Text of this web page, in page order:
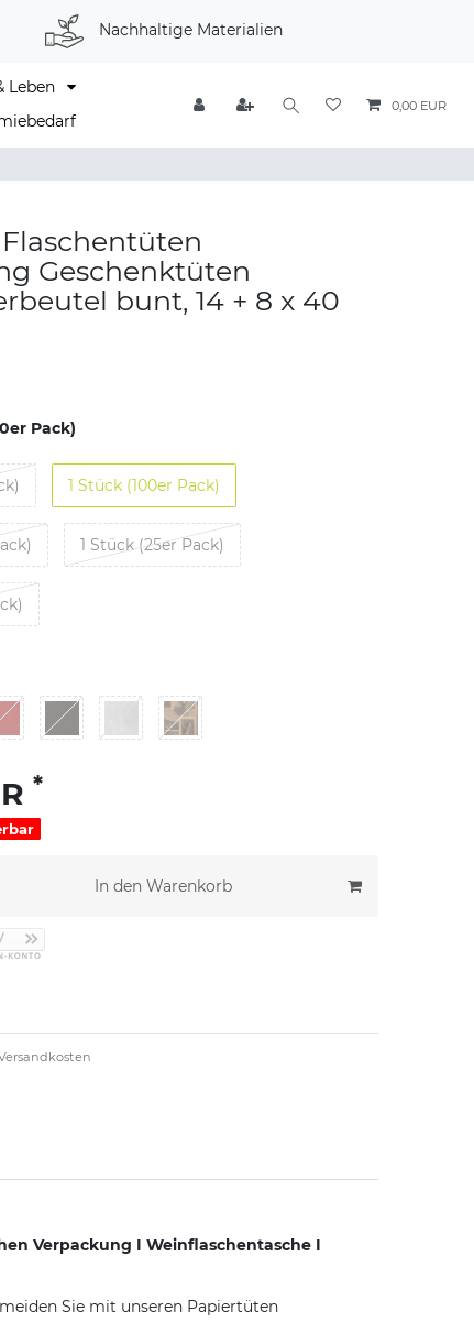
Nachhaltige Materialien
Leben
0,00 EUR
Geschenktüten
bunt, 14 + 8 x 40
Pack)
1 Stück (100er Pack)
1 Stück (25er Pack)
*
In den Warenkorb
Verpackung I Weinflaschentasche I
Sie mit unseren Papiertüten